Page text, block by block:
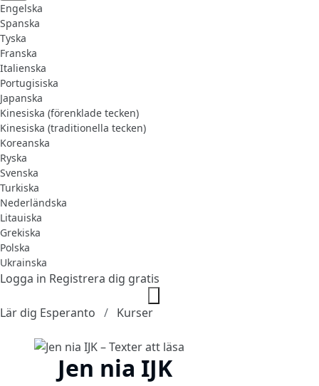
Engelska
Spanska
Tyska
Franska
Italienska
Portugisiska
Japanska
Kinesiska (förenklade tecken)
Kinesiska (traditionella tecken)
Koreanska
Ryska
Svenska
Turkiska
Nederländska
Litauiska
Grekiska
Polska
Ukrainska
Logga in Registrera dig gratis
Lär dig Esperanto Kurser
Jen nia IJK